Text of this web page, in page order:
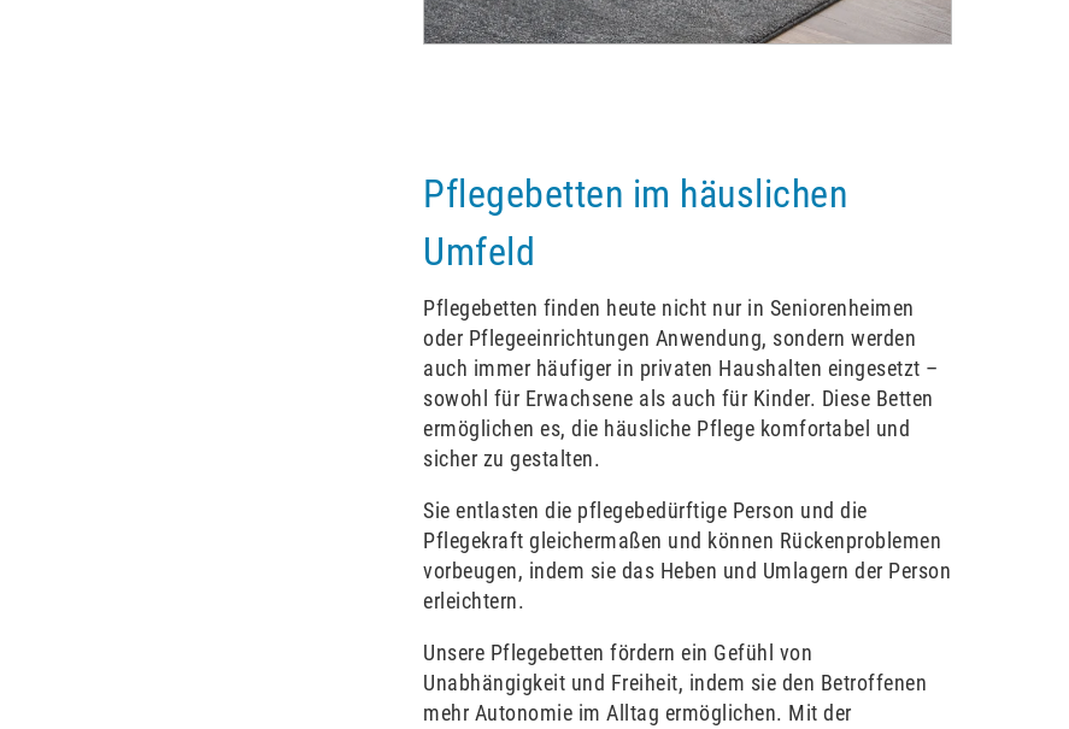
Pflegebetten im häuslichen
Umfeld
Pflegebetten finden heute nicht nur in Seniorenheimen
oder Pflegeeinrichtungen Anwendung, sondern werden
auch immer häufiger in privaten Haushalten eingesetzt –
sowohl für Erwachsene als auch für Kinder. Diese Betten
ermöglichen es, die häusliche Pflege komfortabel und
sicher zu gestalten.
Sie entlasten die pflegebedürftige Person und die
Pflegekraft gleichermaßen und können Rückenproblemen
vorbeugen, indem sie das Heben und Umlagern der Person
erleichtern.
Unsere Pflegebetten fördern ein Gefühl von
Unabhängigkeit und Freiheit, indem sie den Betroffenen
mehr Autonomie im Alltag ermöglichen. Mit der